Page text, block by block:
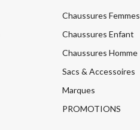
Chaussures Femmes
Chaussures Enfant
Chaussures Homme
Sacs & Accessoires
Marques
PROMOTIONS